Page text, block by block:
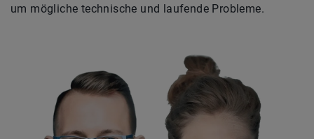
um mögliche technische und laufende Probleme.